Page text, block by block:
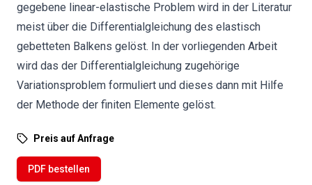
gegebene linear-elastische Problem wird in der Literatur
meist über die Differentialgleichung des elastisch
gebetteten Balkens gelöst. In der vorliegenden Arbeit
wird das der Differentialgleichung zugehörige
Variationsproblem formuliert und dieses dann mit Hilfe
der Methode der finiten Elemente gelöst.
Preis auf Anfrage
PDF bestellen